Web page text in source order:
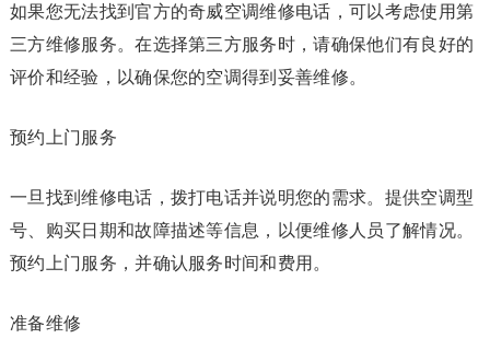
如果您无法找到官方的奇威空调维修电话，可以考虑使用第
三方维修服务。在选择第三方服务时，请确保他们有良好的
评价和经验，以确保您的空调得到妥善维修。
预约上门服务
一旦找到维修电话，拨打电话并说明您的需求。提供空调型
号、购买日期和故障描述等信息，以便维修人员了解情况。
预约上门服务，并确认服务时间和费用。
准备维修